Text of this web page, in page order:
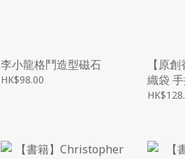
李小龍格鬥造型磁石
HK$98.00
【原
織袋